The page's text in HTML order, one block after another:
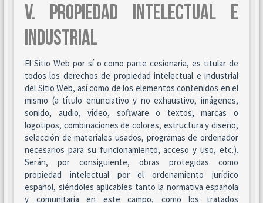
V. PROPIEDAD INTELECTUAL E
INDUSTRIAL
El Sitio Web por sí o como parte cesionaria, es titular de
todos los derechos de propiedad intelectual e industrial
del Sitio Web, así como de los elementos contenidos en el
mismo (a título enunciativo y no exhaustivo, imágenes,
sonido, audio, vídeo, software o textos, marcas o
logotipos, combinaciones de colores, estructura y diseño,
selección de materiales usados, programas de ordenador
necesarios para su funcionamiento, acceso y uso, etc.).
Serán, por consiguiente, obras protegidas como
propiedad intelectual por el ordenamiento jurídico
español, siéndoles aplicables tanto la normativa española
y comunitaria en este campo, como los tratados